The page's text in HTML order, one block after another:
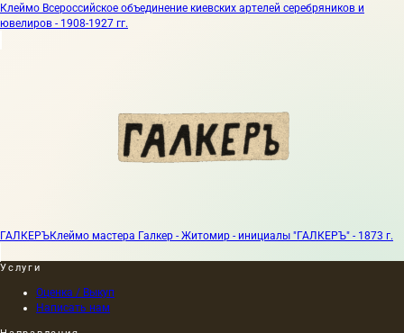
Клеймо Всероссийское объединение киевских артелей серебряников и
ювелиров - 1908-1927 гг.
ГАЛКЕРЪКлеймо мастера Галкер - Житомир - инициалы "ГАЛКЕРЪ" - 1873 г.
Услуги
Оценка / Выкуп
Написать нам